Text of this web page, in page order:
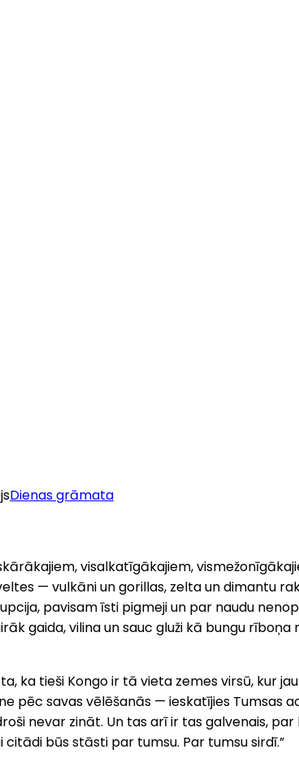
Dienas grāmata
visalkatīgākajiem,
— vulkāni un gorillas, zelta un dimantu
pavisam īsti pigmeji un par naudu
gaida, vilina un sauc gluži kā bungu
ka tieši Kongo ir tā vieta zemes virsū, kur
pēc savas vēlēšanās — ieskatījies Tumsas
nevar zināt. Un tas arī ir tas galvenais,
būs stāsti par tumsu. Par tumsu sirdī.”